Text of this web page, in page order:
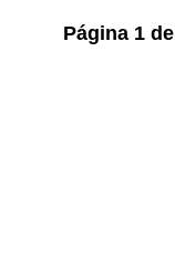
Página 1 de